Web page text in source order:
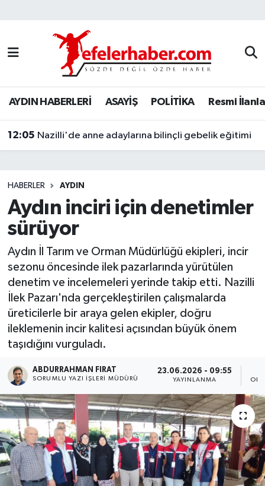
AYDIN HABERLERİ ASAYİŞ POLİTİKA Resmi
12:05 Nazilli'de anne adaylarına bilinçli gebelik eğitimi
HABERLER AYDIN
Aydın inciri için denetimler
sürüyor
Aydın İl Tarım ve Orman Müdürlüğü ekipleri, incir
sezonu öncesinde ilek pazarlarında yürütülen
denetim ve incelemeleri yerinde takip etti. Nazilli
İlek Pazarı'nda gerçekleştirilen çalışmalarda
üreticilerle bir araya gelen ekipler, doğru
ileklemenin incir kalitesi açısından büyük önem
taşıdığını vurguladı.
ABDURRAHMAN FIRAT
SORUMLU YAZI İŞLERI MÜDÜRÜ
23.06.2026 - 09:55
YAYINLANMA
Nöbetçi Eczaneler
Hava Durumu
Aydin Namaz Vakitleri
Trafik Durumu
Son Dakika Haberleri
Haber Arşivi